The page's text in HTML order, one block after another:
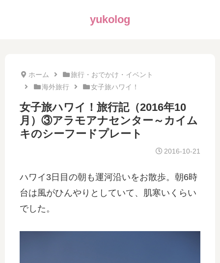
yukolog
ホーム
旅行・おでかけ・イベント
海外旅行
女子旅ハワイ！
女子旅ハワイ！旅行記（2016年10
月）③アラモアナセンター～カイム
キのシーフードプレート
2016-10-21
ハワイ3日目の朝も運河沿いをお散歩。朝6時
台は風がひんやりとしていて、肌寒いくらい
でした。